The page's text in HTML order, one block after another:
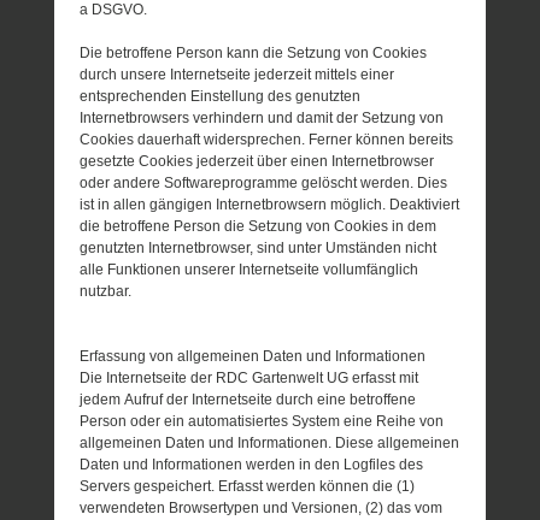
a DSGVO.
Die betroffene Person kann die Setzung von Cookies
durch unsere Internetseite jederzeit mittels einer
entsprechenden Einstellung des genutzten
Internetbrowsers verhindern und damit der Setzung von
Cookies dauerhaft widersprechen. Ferner können bereits
gesetzte Cookies jederzeit über einen Internetbrowser
oder andere Softwareprogramme gelöscht werden. Dies
ist in allen gängigen Internetbrowsern möglich. Deaktiviert
die betroffene Person die Setzung von Cookies in dem
genutzten Internetbrowser, sind unter Umständen nicht
alle Funktionen unserer Internetseite vollumfänglich
nutzbar.
Erfassung von allgemeinen Daten und Informationen
Die Internetseite der RDC Gartenwelt UG erfasst mit
jedem Aufruf der Internetseite durch eine betroffene
Person oder ein automatisiertes System eine Reihe von
allgemeinen Daten und Informationen. Diese allgemeinen
Daten und Informationen werden in den Logfiles des
Servers gespeichert. Erfasst werden können die (1)
verwendeten Browsertypen und Versionen, (2) das vom